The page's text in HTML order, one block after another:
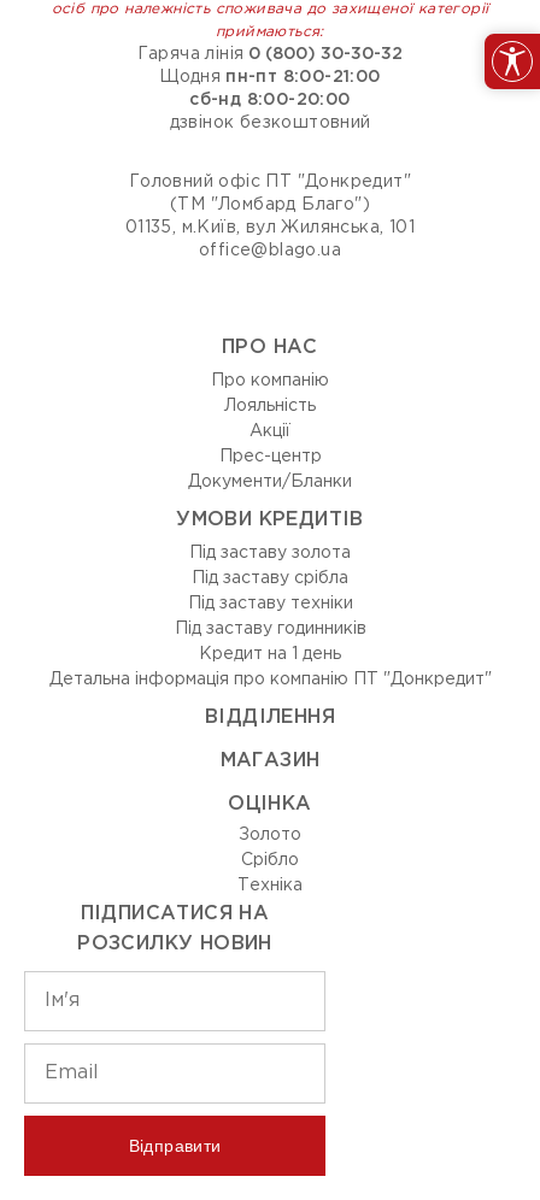
осіб про належність споживача до захищеної категорії
приймаються:
Гаряча лінія 0 (800) 30-30-32
Щодня пн-пт 8:00-21:00
сб-нд 8:00-20:00
дзвінок безкоштовний
Головний офіс ПТ "Донкредит"
(ТМ "Ломбард Благо")
01135, м.Київ, вул Жилянська, 101
office@blago.ua
ПРО НАС
Про компанію
Лояльність
Акції
Прес-центр
Документи/Бланки
УМОВИ КРЕДИТІВ
Під заставу золота
Під заставу срібла
Під заставу техніки
Під заставу годинників
Кредит на 1 день
Детальна інформація про компанію ПТ "Донкредит"
ВIДДIЛЕННЯ
МАГАЗИН
ОЦIНКА
Золото
Срiбло
Технiка
ПІДПИСАТИСЯ НА
РОЗСИЛКУ НОВИН
Відправити